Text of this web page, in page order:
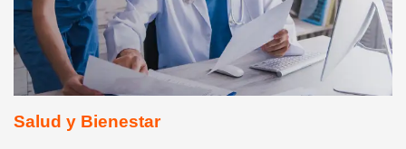
Salud y Bienestar